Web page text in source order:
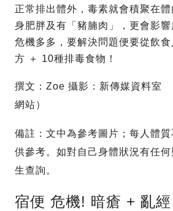
正常排出體外，毒素就會積聚在
身肥胖及有「豬腩肉」，更會影
危機多多，要解決問題便要從飲
方 ＋ 10種排毒食物！
撰文：Zoe 攝影：新傳媒資料室
網站）
備註：文中為參考圖片；每人體
供參考。如對自己身體狀況有任
生查詢。
宿便 危機! 暗瘡 + 亂經